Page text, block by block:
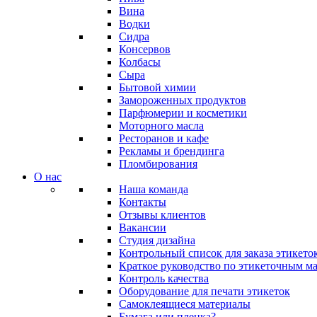
Вина
Водки
Сидра
Консервов
Колбасы
Сыра
Бытовой химии
Замороженных продуктов
Парфюмерии и косметики
Моторного масла
Ресторанов и кафе
Рекламы и брендинга
Пломбирования
О нас
Наша команда
Контакты
Отзывы клиентов
Вакансии
Студия дизайна
Контрольный список для заказа
Краткое руководство по этикеточным
Контроль качества
Оборудование для печати этикеток
Самоклеящиеся материалы